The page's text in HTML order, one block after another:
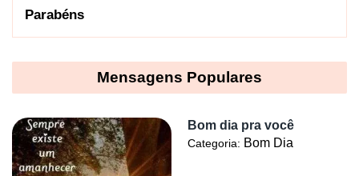
Parabéns
Mensagens Populares
Bom dia pra você
Categoria: Bom Dia